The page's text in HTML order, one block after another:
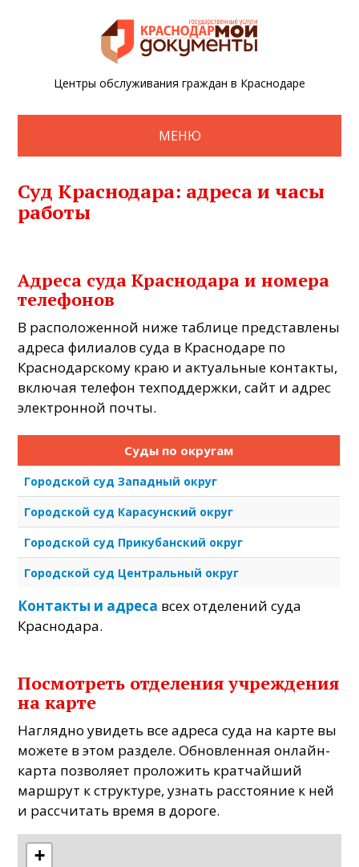
Центры обслуживания граждан в Краснодаре
МЕНЮ
Суд Краснодара: адреса и часы
работы
Адреса суда Краснодара и номера
телефонов
В расположенной ниже таблице представлены
адреса филиалов суда в Краснодаре по
Краснодарскому краю и актуальные контакты,
включая телефон техподдержки, сайт и адрес
электронной почты.
Суды по округам
Городской суд Западный округ
Городской суд Карасунский округ
Городской суд Прикубанский округ
Городской суд Центральный округ
Контакты и адреса всех отделений суда
Краснодара.
Посмотреть отделения учреждения
на карте
Наглядно увидеть все адреса суда на карте вы
можете в этом разделе. Обновленная онлайн-
карта позволяет проложить кратчайший
маршрут к структуре, узнать расстояние к ней
и рассчитать время в дороге.
+